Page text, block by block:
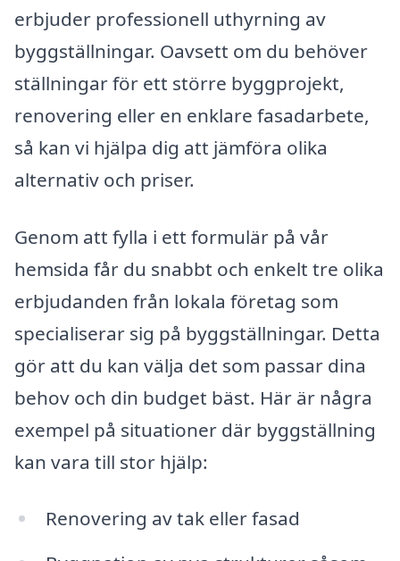
erbjuder professionell uthyrning av
byggställningar. Oavsett om du behöver
ställningar för ett större byggprojekt,
renovering eller en enklare fasadarbete,
så kan vi hjälpa dig att jämföra olika
alternativ och priser.
Genom att fylla i ett formulär på vår
hemsida får du snabbt och enkelt tre olika
erbjudanden från lokala företag som
specialiserar sig på byggställningar. Detta
gör att du kan välja det som passar dina
behov och din budget bäst. Här är några
exempel på situationer där byggställning
kan vara till stor hjälp:
Renovering av tak eller fasad